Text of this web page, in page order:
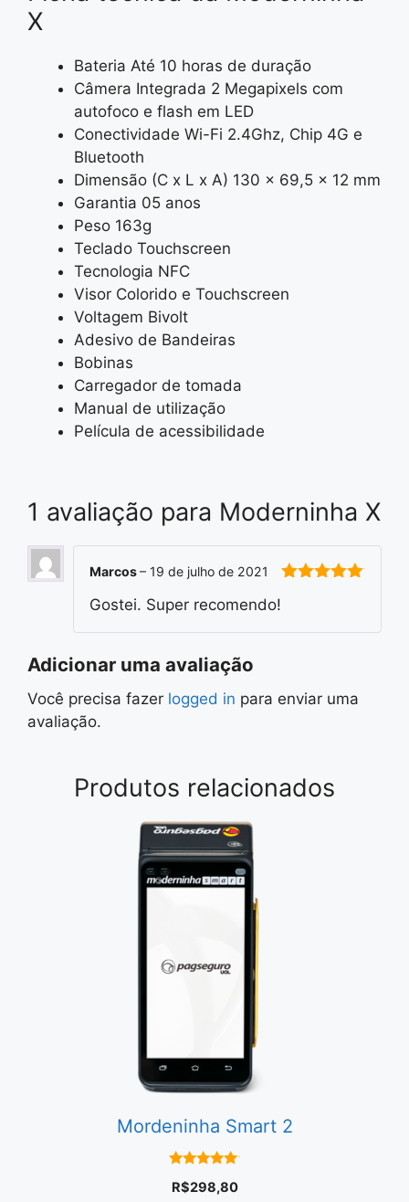
X
Bateria Até 10 horas de duração
Câmera Integrada 2 Megapixels com
autofoco e flash em LED
Conectividade Wi-Fi 2.4Ghz, Chip 4G e
Bluetooth
Dimensão (C x L x A) 130 x 69,5 x 12 mm
Garantia 05 anos
Peso 163g
Teclado Touchscreen
Tecnologia NFC
Visor Colorido e Touchscreen
Voltagem Bivolt
Adesivo de Bandeiras
Bobinas
Carregador de tomada
Manual de utilização
Película de acessibilidade
1 avaliação para Moderninha X
Marcos– 19 de julho de 2021
Gostei. Super recomendo!
Adicionar uma avaliação
Você precisa fazer logged in para enviar uma
avaliação.
Produtos relacionados
Mordeninha Smart 2
em 5
R$298,80